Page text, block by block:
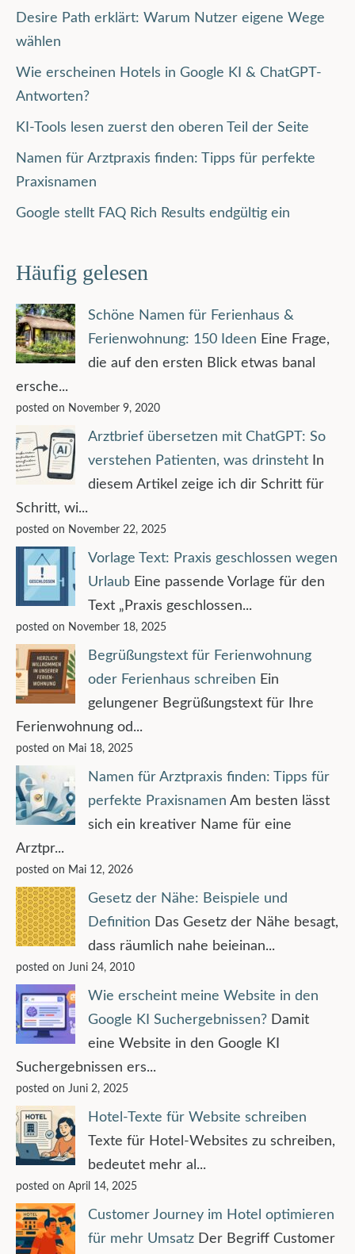
Desire Path erklärt: Warum Nutzer eigene Wege
wählen
Wie erscheinen Hotels in Google KI & ChatGPT-
Antworten?
KI-Tools lesen zuerst den oberen Teil der Seite
Namen für Arztpraxis finden: Tipps für perfekte
Praxisnamen
Google stellt FAQ Rich Results endgültig ein
Häufig gelesen
Schöne Namen für Ferienhaus &
Ferienwohnung: 150 Ideen Eine Frage,
die auf den ersten Blick etwas banal
ersche...
posted on November 9, 2020
Arztbrief übersetzen mit ChatGPT: So
verstehen Patienten, was drinsteht
In
diesem Artikel zeige ich dir Schritt für
Schritt, wi...
posted on November 22, 2025
Vorlage Text: Praxis geschlossen wegen
Urlaub Eine passende Vorlage für den
Text „Praxis geschlossen...
posted on November 18, 2025
Begrüßungstext für Ferienwohnung
oder Ferienhaus schreiben Ein
gelungener Begrüßungstext für Ihre
Ferienwohnung od...
posted on Mai 18, 2025
Namen für Arztpraxis finden: Tipps für
perfekte Praxisnamen Am besten lässt
sich ein kreativer Name für eine
Arztpr...
posted on Mai 12, 2026
Gesetz der Nähe: Beispiele und
Definition Das Gesetz der Nähe besagt,
dass räumlich nahe beieinan...
posted on Juni 24, 2010
Wie erscheint meine Website in den
Google KI Suchergebnissen? Damit
eine Website in den Google KI
Suchergebnissen ers...
posted on Juni 2, 2025
Hotel-Texte für Website schreiben
Texte für Hotel-Websites zu schreiben,
bedeutet mehr al...
posted on April 14, 2025
Customer Journey im Hotel optimieren
für mehr Umsatz Der Begriff Customer